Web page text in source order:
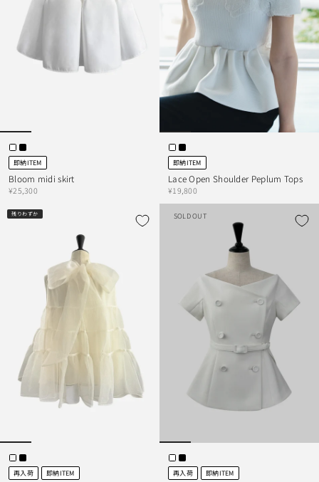
即納ITEM
Bloom midi skirt
¥25,300
即納ITEM
Lace Open Shoulder Peplum Tops
¥19,800
残りわずか
再入荷 即納ITEM
SOLD OUT
再入荷 即納ITEM